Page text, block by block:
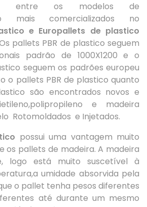
entre os modelos de
mais comercializados no
e Europallets de plastico
pallets PBR de plastico seguem
padrão de 1000X1200 e o
seguem os padrões europeu
o pallets PBR de plastico quanto
são encontrados novos e
e madeira
Rotomoldados e Injetados.
possui uma vantagem muito
os pallets de madeira. A madeira
logo está muito suscetível à
umidade absorvida pela
o pallet tenha pesos diferentes
até durante um mesmo